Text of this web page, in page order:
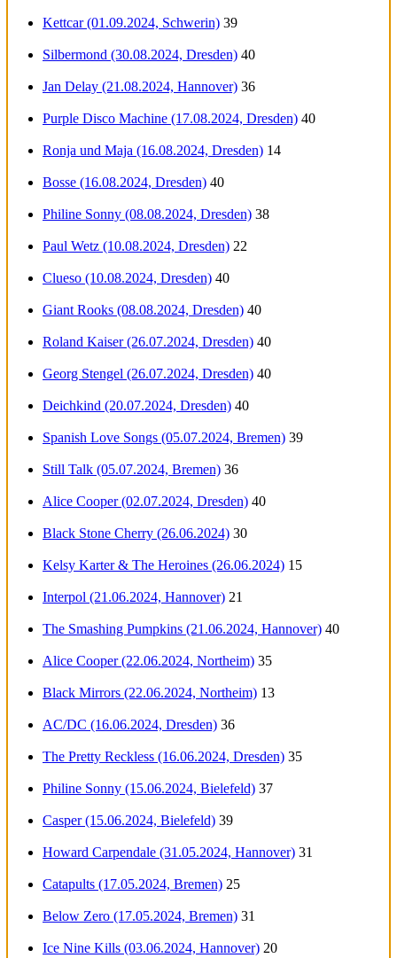
Kettcar (01.09.2024, Schwerin) 39
Silbermond (30.08.2024, Dresden) 40
Jan Delay (21.08.2024, Hannover) 36
Purple Disco Machine (17.08.2024, Dresden) 40
Ronja und Maja (16.08.2024, Dresden) 14
Bosse (16.08.2024, Dresden) 40
Philine Sonny (08.08.2024, Dresden) 38
Paul Wetz (10.08.2024, Dresden) 22
Clueso (10.08.2024, Dresden) 40
Giant Rooks (08.08.2024, Dresden) 40
Roland Kaiser (26.07.2024, Dresden) 40
Georg Stengel (26.07.2024, Dresden) 40
Deichkind (20.07.2024, Dresden) 40
Spanish Love Songs (05.07.2024, Bremen) 39
Still Talk (05.07.2024, Bremen) 36
Alice Cooper (02.07.2024, Dresden) 40
Black Stone Cherry (26.06.2024) 30
Kelsy Karter & The Heroines (26.06.2024) 15
Interpol (21.06.2024, Hannover) 21
The Smashing Pumpkins (21.06.2024, Hannover) 40
Alice Cooper (22.06.2024, Northeim) 35
Black Mirrors (22.06.2024, Northeim) 13
AC/DC (16.06.2024, Dresden) 36
The Pretty Reckless (16.06.2024, Dresden) 35
Philine Sonny (15.06.2024, Bielefeld) 37
Casper (15.06.2024, Bielefeld) 39
Howard Carpendale (31.05.2024, Hannover) 31
Catapults (17.05.2024, Bremen) 25
Below Zero (17.05.2024, Bremen) 31
Ice Nine Kills (03.06.2024, Hannover) 20